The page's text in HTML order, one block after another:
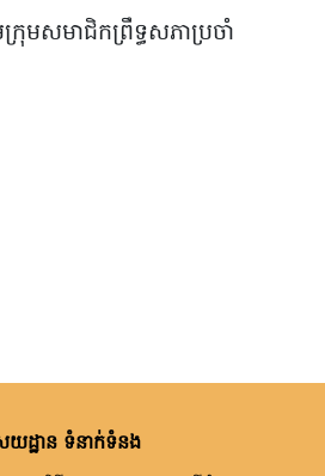
មសមាជិកព្រឹទ្ធសភាប្រចាំ
យដ្ឋាន ទំនាក់ទំនង